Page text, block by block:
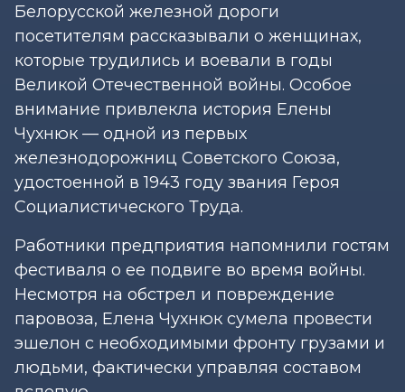
Белорусской железной дороги
посетителям рассказывали о женщинах,
которые трудились и воевали в годы
Великой Отечественной войны. Особое
внимание привлекла история Елены
Чухнюк — одной из первых
железнодорожниц Советского Союза,
удостоенной в 1943 году звания Героя
Социалистического Труда.
Работники предприятия напомнили гостям
фестиваля о ее подвиге во время войны.
Несмотря на обстрел и повреждение
паровоза, Елена Чухнюк сумела провести
эшелон с необходимыми фронту грузами и
людьми, фактически управляя составом